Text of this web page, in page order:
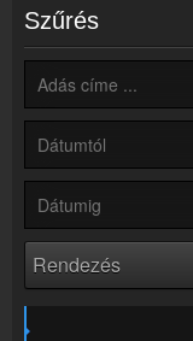
Balázsék műsorai
Webkamera
Balázsék webkamera,
Hírek
Balázsék kapcsolatos
Kapcsolat
Írj nekünk!
Partnerek
Rádiós partnerek
Rádió beágyazás
Ágyazd be weboldaladba
Szűrés